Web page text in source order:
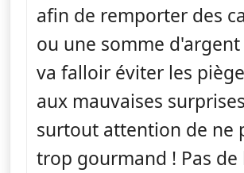
afin de remporter des
ou une somme d'argent
va falloir éviter les
aux mauvaises
surtout attention de ne
trop gourmand ! Pas